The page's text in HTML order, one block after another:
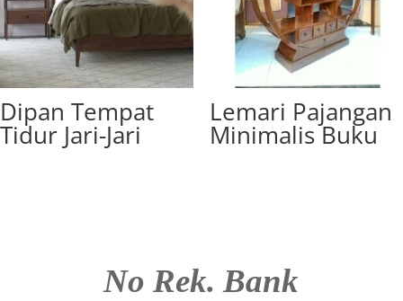
Dipan Tempat
Tidur Jari-Jari
Lemari Pajangan
Minimalis Buku
No Rek. Bank